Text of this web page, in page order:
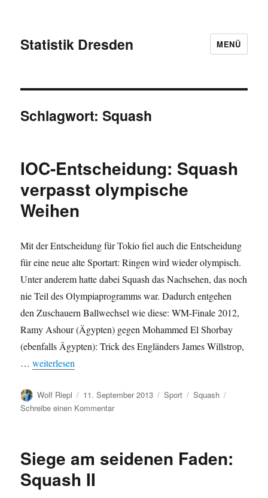
Statistik Dresden MENÜ
Schlagwort:Squash
IOC-Entscheidung: Squash
verpasst olympische
Weihen
Mit der Entscheidung für Tokio fiel auch die Entscheidung
für eine neue alte Sportart: Ringen wird wieder olympisch.
Unter anderem hatte dabei Squash das Nachsehen, das noch
nie Teil des Olympiaprogramms war. Dadurch entgehen
den Zuschauern Ballwechsel wie diese: WM-Finale 2012,
Ramy Ashour (Ägypten) gegen Mohammed El Shorbay
(ebenfalls Ägypten): Trick des Engländers James Willstrop,
…„IOC-Entscheidung: Squash verpasst olympische Weihen“
weiterlesen
Autor
Wolf Riepl
Veröffentlicht
am
11. September 2013 Kategorien
Sport Schlagwörter
Squash
Schreibe einen Kommentarzu
verpasst
Siege am seidenen Faden:
Squash II